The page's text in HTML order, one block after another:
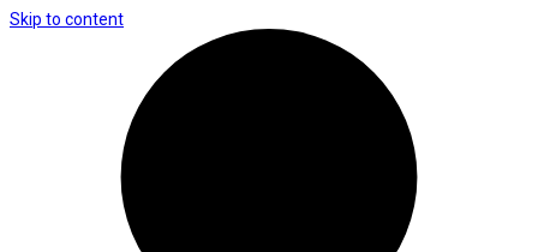
Skip to content